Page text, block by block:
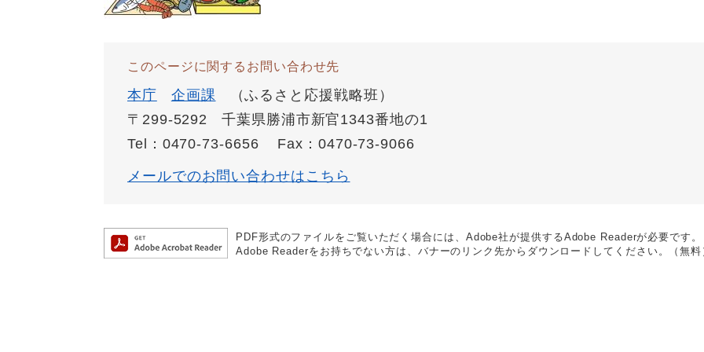
このページに関するお問い合わせ先
本庁 企画課
ふるさと応援戦略班
〒299-5292
千葉県勝浦市新官1343番地の1
Tel：0470-73-6656
Fax：0470-73-9066
メールでのお問い合わせはこちら
PDF形式のファイルをご覧いただく場合には、Adobe社が提供するAdobe Readerが必要です。
Adobe Readerをお持ちでない方は、バナーのリンク先からダウンロードしてください。（無料